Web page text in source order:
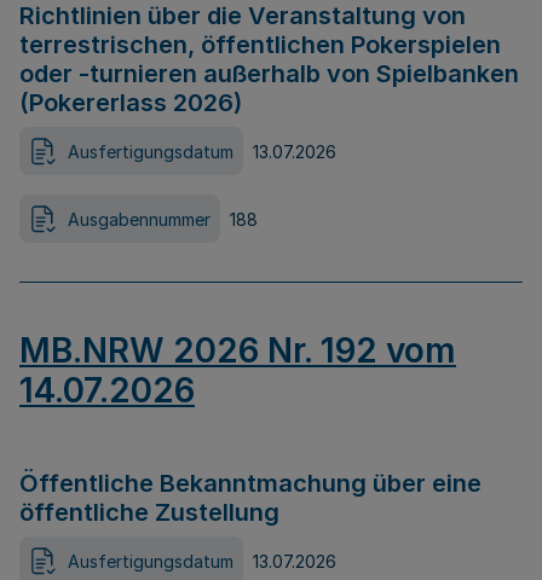
Richtlinien über die Veranstaltung von
terrestrischen, öffentlichen Pokerspielen
oder -turnieren außerhalb von Spielbanken
(Pokererlass 2026)
Ausfertigungsdatum 13.07.2026
Ausgabennummer 188
MB.NRW 2026 Nr. 192 vom
14.07.2026
Öffentliche Bekanntmachung über eine
öffentliche Zustellung
Ausfertigungsdatum 13.07.2026